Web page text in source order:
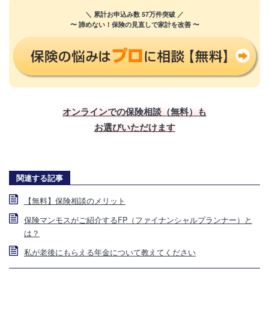
＼ 累計お申込み数 57万件突破 ／
〜 諦めない！保険の見直しで家計を改善 〜
オンラインでの保険相談（無料）も
お選びいただけます
関連する記事
【無料】保険相談のメリット
保険マンモスがご紹介するFP（ファイナンシャルプランナー）と
は？
私が老後にもらえる年金について教えてください